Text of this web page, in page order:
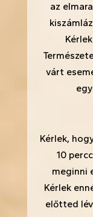
az
várt
Kérlek,
10
meginni
Kérlek
előtted